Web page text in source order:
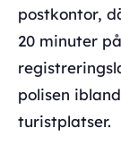
postkontor,
20 minuter
polisen
turistplatser.